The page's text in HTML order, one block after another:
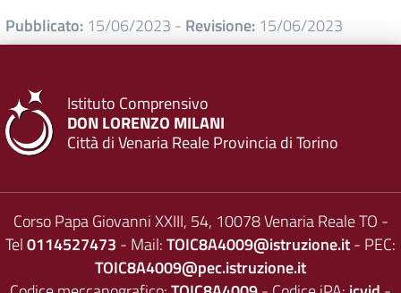
Pubblicato: 15/06/2023 - Revisione: 15/06/2023
Istituto Comprensivo
DON LORENZO MILANI
Città di Venaria Reale Provincia di Torino
Corso Papa Giovanni XXIII, 54, 10078 Venaria Reale TO -
Tel0114527473 - Mail:TOIC8A4009@istruzione.it- PEC:
TOIC8A4009@pec.istruzione.it